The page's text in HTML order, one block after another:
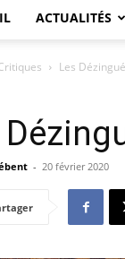
ACTUALITÉS
Les
- 20 février 2020